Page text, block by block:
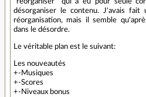
"réorganiser" qui a eu pour seule
désorganiser le contenu. J'avais fait
réorganisation, mais il semble
dans le désordre.
Le véritable plan est le suivant:
Les nouveautés
+-Musiques
+-Scores
+-Niveaux bonus